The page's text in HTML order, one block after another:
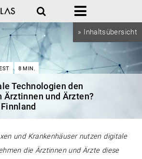
» Inhaltsübersicht
Suche Menü
8 MIN.
Technologien den
und Ärzten?
und Krankenhäuser nutzen digitale
die Ärztinnen und Ärzte diese